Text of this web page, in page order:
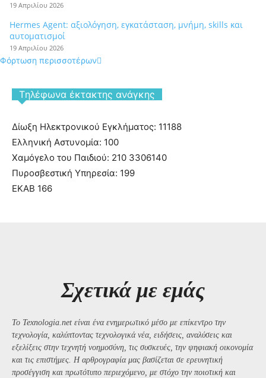
19 Απριλίου 2026
Hermes Agent: αξιολόγηση, εγκατάσταση, μνήμη, skills και
αυτοματισμοί
19 Απριλίου 2026
Φόρτωση περισσοτέρων
Tηλέφωνα έκτακτης ανάγκης
Δίωξη Ηλεκτρονικού Εγκλήματος: 11188
Ελληνική Αστυνομία: 100
Χαμόγελο του Παιδιού: 210 3306140
Πυροσβεστική Υπηρεσία: 199
ΕΚΑΒ 166
Σχετικά με εμάς
Το Texnologia.net είναι ένα ενημερωτικό μέσο με επίκεντρο την
τεχνολογία, καλύπτοντας τεχνολογικά νέα, ειδήσεις, αναλύσεις και
εξελίξεις στην τεχνητή νοημοσύνη, τις συσκευές, την ψηφιακή οικονομία
και τις επιστήμες. Η αρθρογραφία μας βασίζεται σε ερευνητική
προσέγγιση και πρωτότυπο περιεχόμενο, με στόχο την ποιοτική και